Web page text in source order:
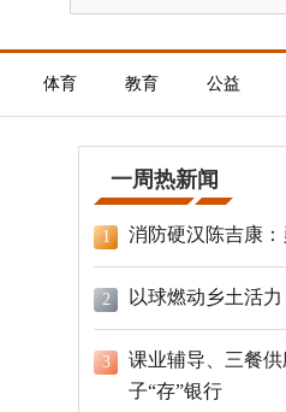
体育 教育 公益
一周热新闻
1 消防硬汉陈吉康
2 以球燃动乡土活
3
课业辅导、三餐
子“存”银行